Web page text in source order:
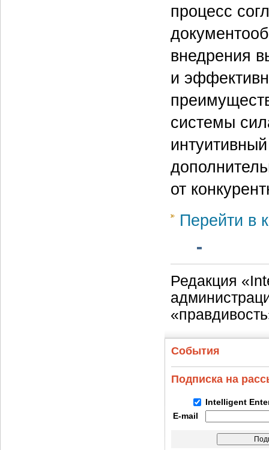
процесс
внедрения
и
системы
от
Перейти в
Редакция
События
Подписка на
Intelligent
E-mail